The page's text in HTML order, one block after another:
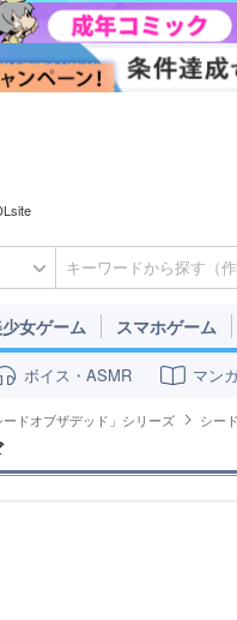
女ゲーム スマホゲーム
ボイス・ASMR マン
ードオブザデッド」シリーズ シー